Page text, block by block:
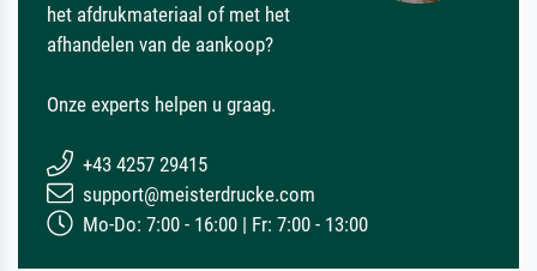
het afdrukmateriaal of met het
afhandelen van de aankoop?
Onze experts helpen u graag.
+43 4257 29415
support@meisterdrucke.com
Mo-Do: 7:00 - 16:00 | Fr: 7:00 - 13:00